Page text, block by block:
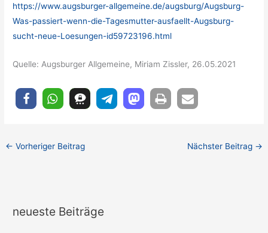
https://www.augsburger-allgemeine.de/augsburg/Augsburg-
Was-passiert-wenn-die-Tagesmutter-ausfaellt-Augsburg-
sucht-neue-Loesungen-id59723196.html
Quelle: Augsburger Allgemeine, Miriam Zissler, 26.05.2021
← Vorheriger Beitrag Nächster Beitrag →
neueste Beiträge